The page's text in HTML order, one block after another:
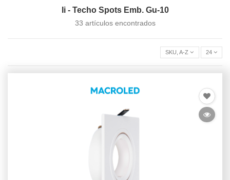
Ii - Techo Spots Emb. Gu-10
33 artículos encontrados
SKU, A-Z